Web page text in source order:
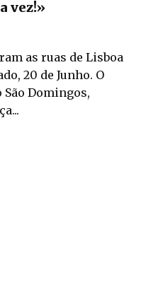
vez!»
as ruas de Lisboa
20 de Junho. O
Domingos,